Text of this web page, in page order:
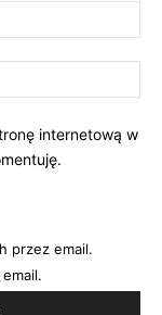
internetową w
przez email.